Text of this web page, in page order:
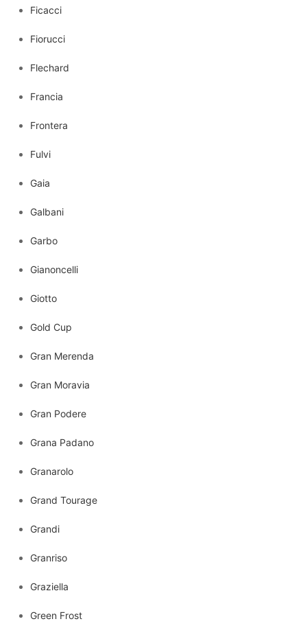
Ficacci
Fiorucci
Flechard
Francia
Frontera
Fulvi
Gaia
Galbani
Garbo
Gianoncelli
Giotto
Gold Cup
Gran Merenda
Gran Moravia
Gran Podere
Grana Padano
Granarolo
Grand Tourage
Grandi
Granriso
Graziella
Green Frost